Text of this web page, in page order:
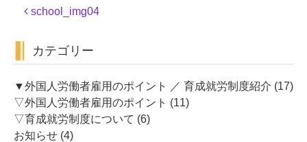
投
ナ
ビ
ー
シ
ョ
ン
school_img04
カテゴリー
▼外国人労働者雇用のポイント ／ 育成就労制度紹介 (17)
▽外国人労働者雇用のポイント (11)
▽育成就労制度について (6)
お知らせ (4)